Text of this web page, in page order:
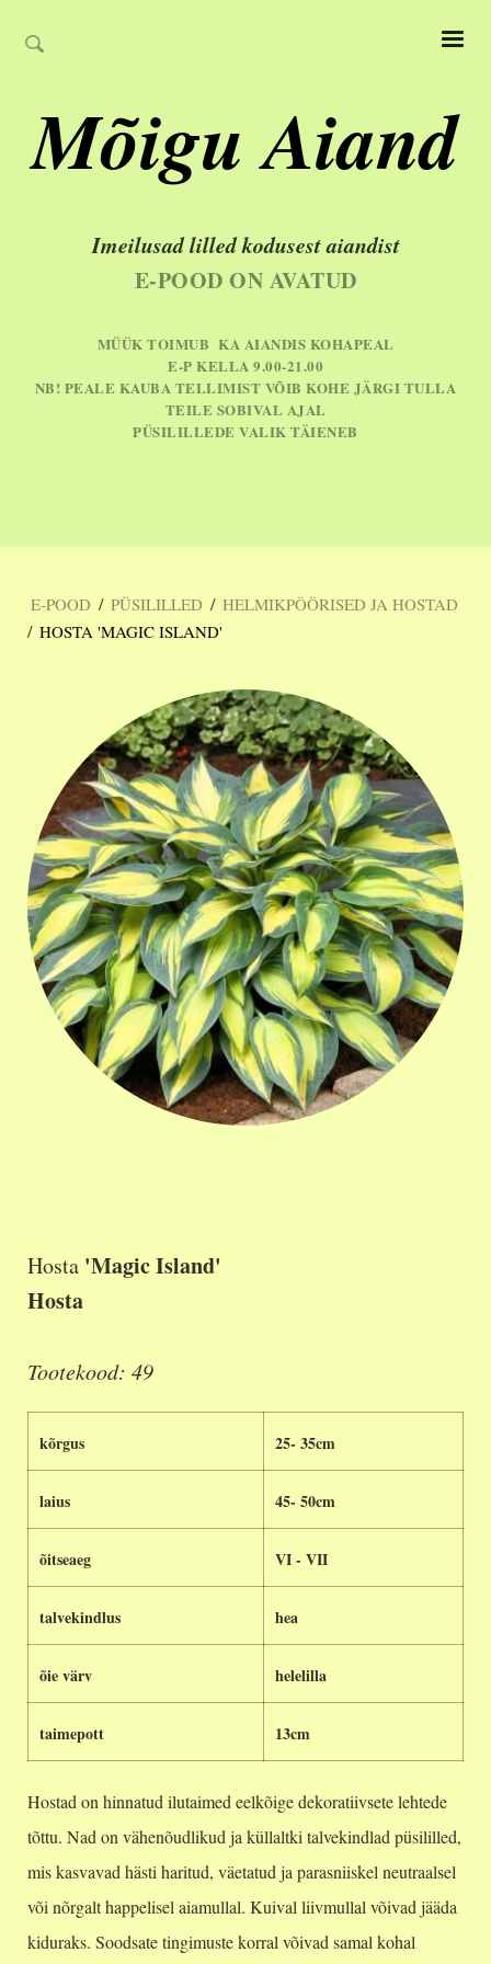
Mõigu Aiand
Imeilusad lilled kodusest aiandist
E-POOD ON AVATUD
MÜÜK TOIMUB KA AIANDIS KOHAPEAL
E-P KELLA 9.00-21.00
NB! PEALE KAUBA TELLIMIST VÕIB KOHE JÄRGI TULLA
TEILE SOBIVAL AJAL
PÜSILILLEDE VALIK TÄIENEB
E-POOD / PÜSILILLED / HELMIKPÖÖRISED JA HOSTAD
/ HOSTA 'MAGIC ISLAND'
Hosta 'Magic Island'
Hosta
Tootekood: 49
kõrgus 25- 35cm
laius 45- 50cm
õitseaeg VI - VII
talvekindlus hea
õie värv helelilla
taimepott 13cm
Hostad on hinnatud ilutaimed eelkõige dekoratiivsete lehtede
tõttu. Nad on vähenõudlikud ja küllaltki talvekindlad püsililled,
mis kasvavad hästi haritud, väetatud ja parasniiskel neutraalsel
või nõrgalt happelisel aiamullal. Kuival liivmullal võivad jääda
kiduraks. Soodsate tingimuste korral võivad samal kohal